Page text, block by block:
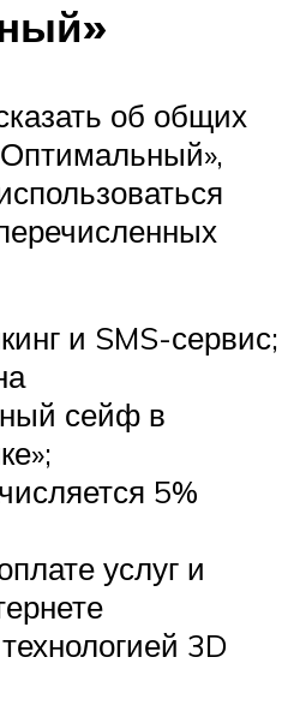
об общих
и SMS-сервис;
сейф в
5%
услуг и
3D